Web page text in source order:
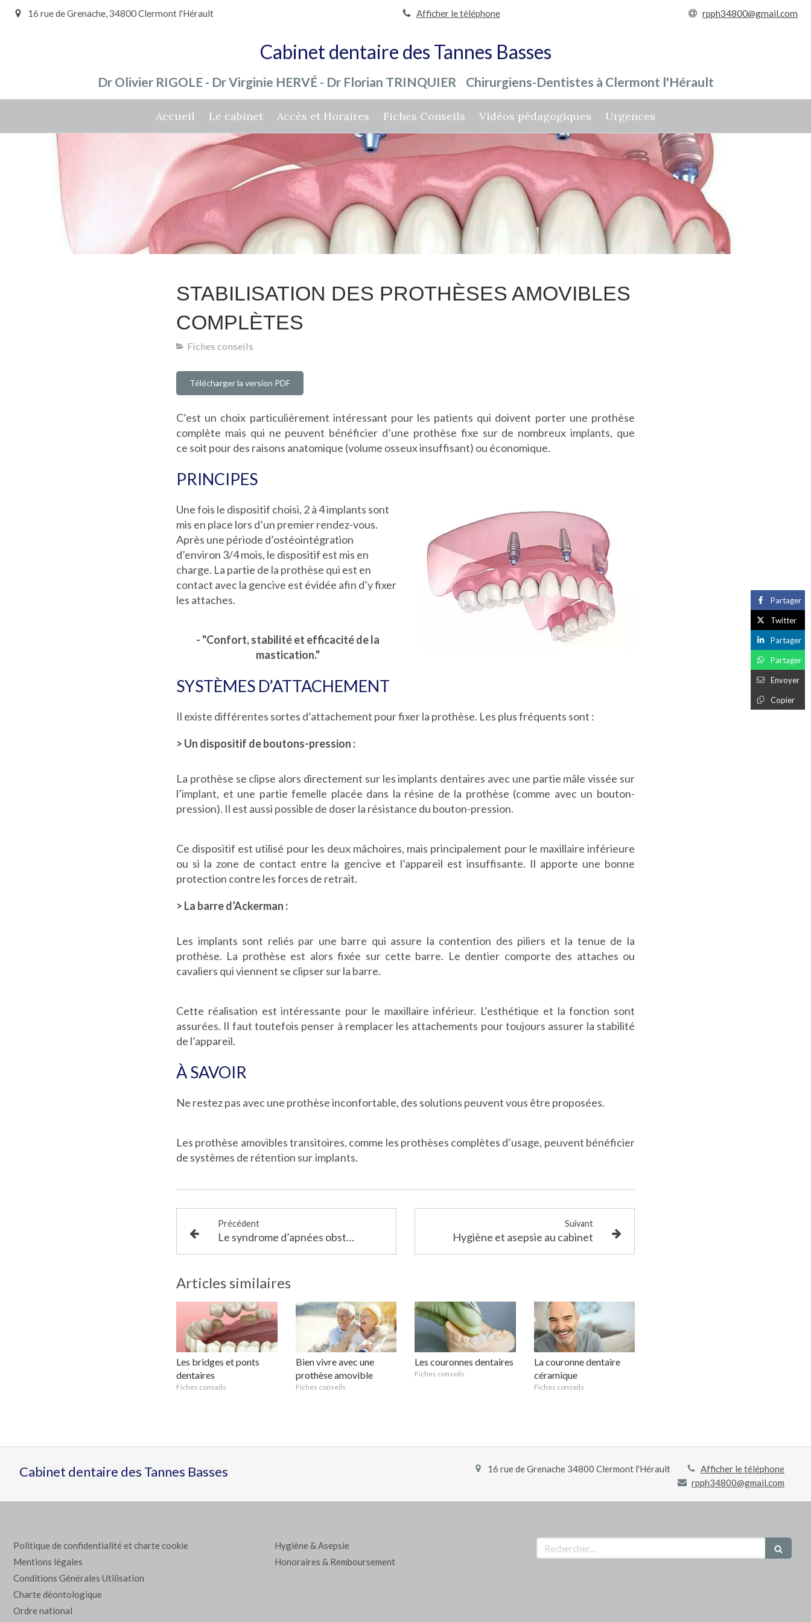
16 rue de Grenache, 34800 Clermont l'Hérault Afficher le téléphone rpph34800@gmail.com
Cabinet dentaire des Tannes Basses
Dr Olivier RIGOLE - Dr Virginie HERVÉ - Dr Florian TRINQUIER Chirurgiens-Dentistes à Clermont l'Hérault
Accueil Le cabinet Accès et Horaires Fiches Conseils Vidéos pédagogiques Urgences
STABILISATION DES PROTHÈSES AMOVIBLES
COMPLÈTES
Fiches conseils
Télécharger la version PDF
C’est un choix particulièrement intéressant pour les patients qui doivent porter une prothèse
complète mais qui ne peuvent bénéficier d’une prothèse fixe sur de nombreux implants, que
ce soit pour des raisons anatomique (volume osseux insuffisant) ou économique.
PRINCIPES
Une fois le dispositif choisi, 2 à 4 implants sont
mis en place lors d’un premier rendez-vous.
Après une période d’ostéointégration
d’environ 3/4 mois, le dispositif est mis en
charge. La partie de la prothèse qui est en
contact avec la gencive est évidée afin d’y fixer
les attaches.
- "Confort, stabilité et efficacité de la
mastication."
SYSTÈMES D’ATTACHEMENT
Il existe différentes sortes d’attachement pour fixer la prothèse. Les plus fréquents sont :
> Un dispositif de boutons-pression :
La prothèse se clipse alors directement sur les implants dentaires avec une partie mâle vissée sur
l’implant, et une partie femelle placée dans la résine de la prothèse (comme avec un bouton-
pression). Il est aussi possible de doser la résistance du bouton-pression.
Ce dispositif est utilisé pour les deux mâchoires, mais principalement pour le maxillaire inférieure
ou si la zone de contact entre la gencive et l’appareil est insuffisante. Il apporte une bonne
protection contre les forces de retrait.
> La barre d’Ackerman :
Les implants sont reliés par une barre qui assure la contention des piliers et la tenue de la
prothèse. La prothèse est alors fixée sur cette barre. Le dentier comporte des attaches ou
cavaliers qui viennent se clipser sur la barre.
Cette réalisation est intéressante pour le maxillaire inférieur. L’esthétique et la fonction sont
assurées. Il faut toutefois penser à remplacer les attachements pour toujours assurer la stabilité
de l’appareil.
À SAVOIR
Ne restez pas avec une prothèse inconfortable, des solutions peuvent vous être proposées.
Les prothèse amovibles transitoires, comme les prothèses complètes d’usage, peuvent bénéficier
de systèmes de rétention sur implants.
Précédent
Le syndrome d’apnées obstructives du sommeil
Suivant
Hygiène et asepsie au cabinet
Articles similaires
Les bridges et ponts
dentaires
Fiches conseils
Bien vivre avec une
prothèse amovible
Fiches conseils
Les couronnes dentaires
Fiches conseils
La couronne dentaire
céramique
Fiches conseils
Partager
Twitter
Partager
Partager
Envoyer
Copier
Cabinet dentaire des Tannes Basses 16 rue de Grenache 34800 Clermont l'Hérault
Afficher le téléphone
rpph34800@gmail.com
Politique de confidentialité et charte cookie
Mentions légales
Conditions Générales Utilisation
Charte déontologique
Ordre national
Hygiène & Asepsie
Honoraires & Remboursement
Rechercher